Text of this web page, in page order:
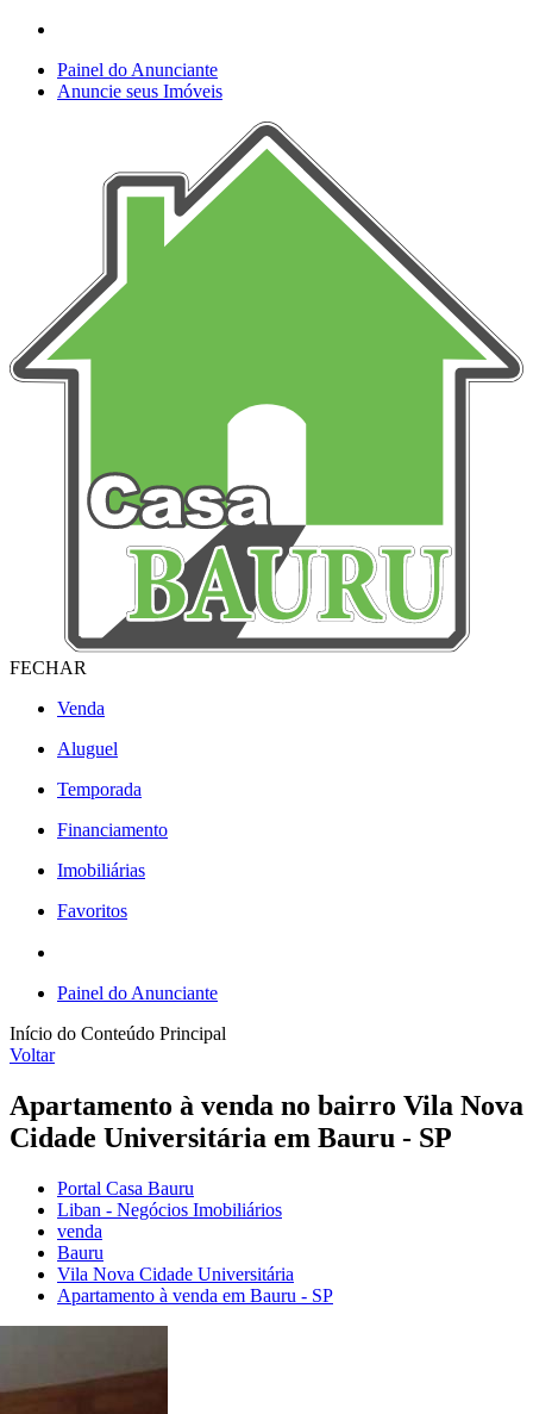
Painel do Anunciante
Anuncie seus Imóveis
FECHAR
Venda
Aluguel
Temporada
Financiamento
Imobiliárias
Favoritos
Painel do Anunciante
Início do Conteúdo Principal
Voltar
Apartamento à venda no bairro Vila Nova
Cidade Universitária em Bauru - SP
Portal Casa Bauru
Liban - Negócios Imobiliários
venda
Bauru
Vila Nova Cidade Universitária
Apartamento à venda em Bauru - SP